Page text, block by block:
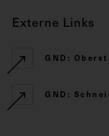
Externe Links
GND:
GND: